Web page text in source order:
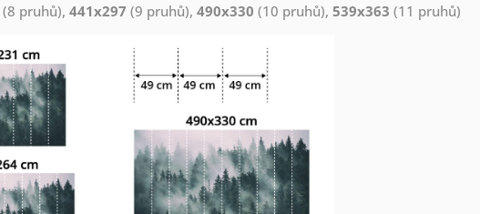
(8 pruhů), 441x297 (9 pruhů), 490x330 (10 pruhů), 539x363 (11 pruhů)